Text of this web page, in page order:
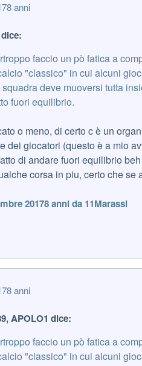
8 anni
faccio un pò fatica a
"classico" in cui alcuni
deve muoversi tutta
fuori equilibrio.
o meno, di certo c è un
dei giocatori (questo è a mio
di andare fuori equilibrio
corsa in piu, certo che
20178 annida 11Marassi
8 anni
APOLO1 dice:
faccio un pò fatica a
"classico" in cui alcuni